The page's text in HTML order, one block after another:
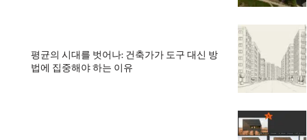
평균의 시대를 벗어나: 건축가가 도구 대신 방
법에 집중해야 하는 이유